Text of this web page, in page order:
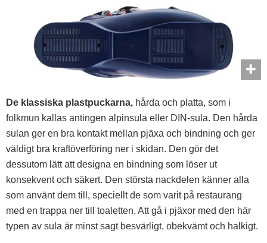
De klassiska plastpuckarna, hårda och platta, som i
folkmun kallas antingen alpinsula eller DIN-sula. Den hårda
sulan ger en bra kontakt mellan pjäxa och bindning och ger
väldigt bra kraftöverföring ner i skidan. Den gör det
dessutom lätt att designa en bindning som löser ut
konsekvent och säkert. Den största nackdelen känner alla
som använt dem till, speciellt de som varit på restaurang
med en trappa ner till toaletten. Att gå i pjäxor med den här
typen av sula är minst sagt besvärligt, obekvämt och halkigt.